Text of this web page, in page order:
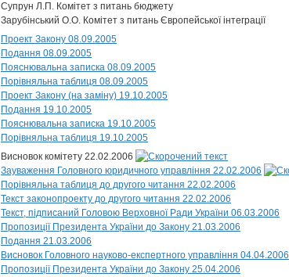
Супрун Л.П. Комітет з питань бюджету
Зарубінський О.О. Комітет з питань Європейської інтеграції
Проект Закону 08.09.2005
Подання 08.09.2005
Пояснювальна записка 08.09.2005
Порівняльна таблиця 08.09.2005
Проект Закону (на заміну) 19.10.2005
Подання 19.10.2005
Пояснювальна записка 19.10.2005
Порівняльна таблиця 19.10.2005
Висновок комітету 22.02.2006
Зауваження Головного юридичного управління 22.02.2006
Порівняльна таблиця до другого читання 22.02.2006
Текст законопроекту до другого читання 22.02.2006
Текст, підписаний Головою Верховної Ради України 06.03.2006
Пропозиції Президента України до Закону 21.03.2006
Подання 21.03.2006
Висновок Головного науково-експертного управління 04.04.2006
Пропозиції Президента України до Закону 25.04.2006